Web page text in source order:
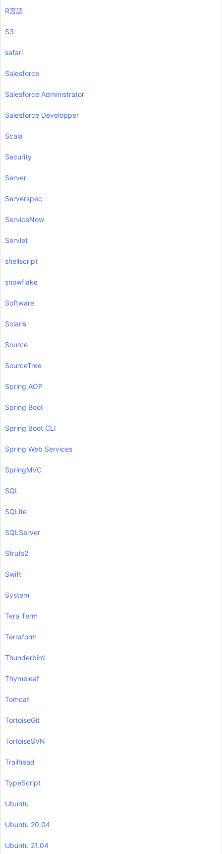
R言語
S3
safari
Salesforce
Salesforce Administrator
Salesforce Developper
Scala
Security
Server
Serverspec
ServiceNow
Servlet
shellscript
snowflake
Software
Solaris
Source
SourceTree
Spring AOP
Spring Boot
Spring Boot CLI
Spring Web Services
SpringMVC
SQL
SQLite
SQLServer
Struts2
Swift
System
Tera Term
Terraform
Thunderbird
Thymeleaf
Tomcat
TortoiseGit
TortoiseSVN
Trailhead
TypeScript
Ubuntu
Ubuntu 20.04
Ubuntu 21.04